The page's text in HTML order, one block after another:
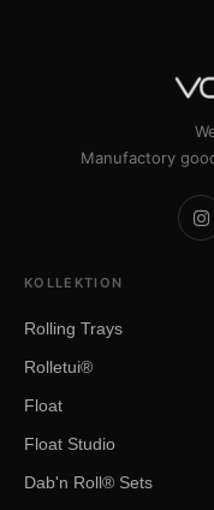
Manufactory
KOLLEKTION
Rolling Trays
Rolletui®
Float
Float Studio
Dab'n Roll® Sets